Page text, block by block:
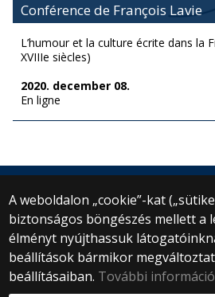
Conférence de François Lavie
L’humour et la culture écrite dans la
XVIIIe siècles)
2020. december 08.
En ligne
A weboldalon „cookie”-kat
biztonságos böngészés mellett a
élményt nyújthassuk
beállítások bármikor
beállításaiban. További információ
© 2025 Eötvös Loránd
Minden jog
1053 Budapest,
Központi telefonszám: